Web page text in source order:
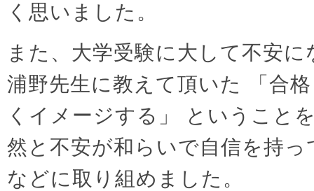
く思いました。
また、大学受験に大して不安
浦野先生に教えて頂いた 「合
くイメージする」 ということ
然と不安が和らいで自信を持っ
などに取り組めました。